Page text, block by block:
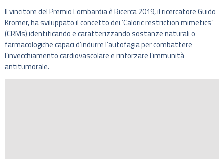
Il vincitore del Premio Lombardia è Ricerca 2019, il ricercatore Guido
Kromer, ha sviluppato il concetto dei ‘Caloric restriction mimetics’
(CRMs) identificando e caratterizzando sostanze naturali o
farmacologiche capaci d’indurre l’autofagia per combattere
l’invecchiamento cardiovascolare e rinforzare l’immunità
antitumorale.